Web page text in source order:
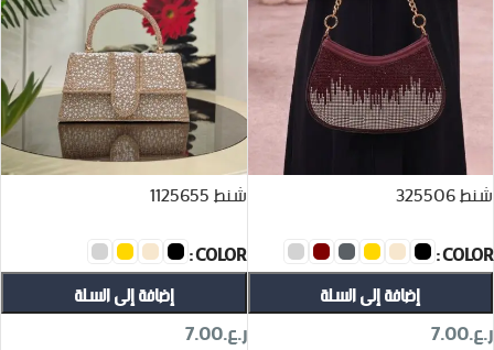
شنط 325506
COLOR
إضافة إلى السلة
ر.ع.7.00
شنط 1125655
COLOR
إضافة إلى السلة
ر.ع.7.00